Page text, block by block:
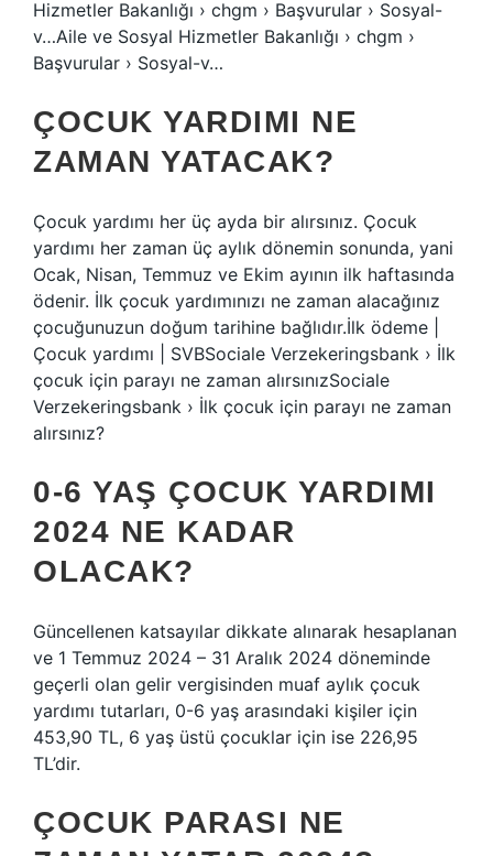
Hizmetler Bakanlığı › chgm › Başvurular › Sosyal-
v…Aile ve Sosyal Hizmetler Bakanlığı › chgm ›
Başvurular › Sosyal-v…
ÇOCUK YARDIMI NE
ZAMAN YATACAK?
Çocuk yardımı her üç ayda bir alırsınız. Çocuk
yardımı her zaman üç aylık dönemin sonunda, yani
Ocak, Nisan, Temmuz ve Ekim ayının ilk haftasında
ödenir. İlk çocuk yardımınızı ne zaman alacağınız
çocuğunuzun doğum tarihine bağlıdır.İlk ödeme |
Çocuk yardımı | SVBSociale Verzekeringsbank › İlk
çocuk için parayı ne zaman alırsınızSociale
Verzekeringsbank › İlk çocuk için parayı ne zaman
alırsınız?
0-6 YAŞ ÇOCUK YARDIMI
2024 NE KADAR
OLACAK?
Güncellenen katsayılar dikkate alınarak hesaplanan
ve 1 Temmuz 2024 – 31 Aralık 2024 döneminde
geçerli olan gelir vergisinden muaf aylık çocuk
yardımı tutarları, 0-6 yaş arasındaki kişiler için
453,90 TL, 6 yaş üstü çocuklar için ise 226,95
TL’dir.
ÇOCUK PARASI NE